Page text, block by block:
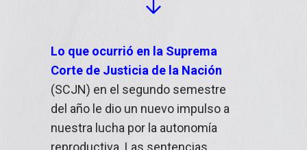
Lo que ocurrió en la Suprema
Corte de Justicia de la Nación
(SCJN) en el segundo semestre
del año le dio un nuevo impulso a
nuestra lucha por la autonomía
reproductiva. Las sentencias